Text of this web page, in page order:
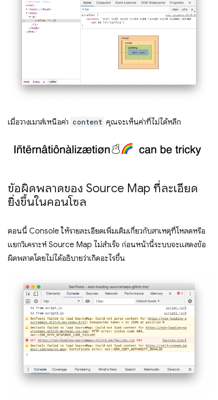
เมื่อวางเมาส์เหนือค่า content คุณจะเห็นค่าที่ไม่ได้หลีก
ข้อผิดพลาดของ Source Map ที่ละเอียด
ยิ่งขึ้นในคอนโซล
ตอนนี้ Console ให้รายละเอียดเพิ่มเติมเกี่ยวกับสาเหตุที่โหลดหรือ
แยกวิเคราะห์ Source Map ไม่สำเร็จ ก่อนหน้านี้ระบบจะแสดงข้อ
ผิดพลาดโดยไม่ได้อธิบายว่าเกิดอะไรขึ้น